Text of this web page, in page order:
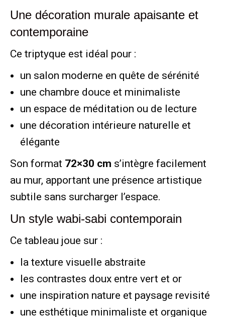
Une décoration murale apaisante et
contemporaine
Ce triptyque est idéal pour :
un salon moderne en quête de sérénité
une chambre douce et minimaliste
un espace de méditation ou de lecture
une décoration intérieure naturelle et
élégante
Son format 72×30 cm s’intègre facilement
au mur, apportant une présence artistique
subtile sans surcharger l’espace.
Un style wabi-sabi contemporain
Ce tableau joue sur :
la texture visuelle abstraite
les contrastes doux entre vert et or
une inspiration nature et paysage revisité
une esthétique minimaliste et organique